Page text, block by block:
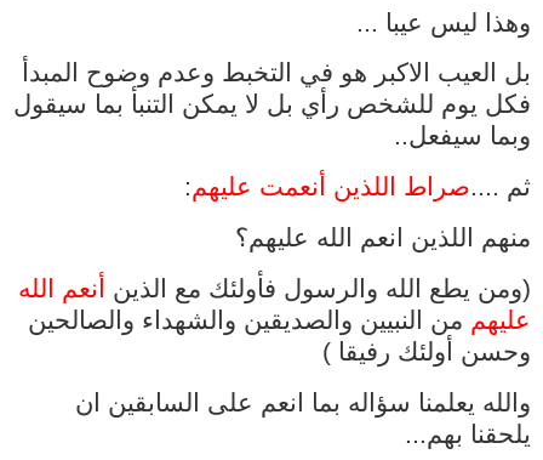
وهذا ليس عيبا ...
بل العيب الاكبر هو في التخبط وعدم وضوح المبدأ
فكل يوم للشخص رأي بل لا يمكن التنبأ بما سيقول
وبما سيفعل..
ثم ....صراط اللذين أنعمت عليهم:
منهم اللذين انعم الله عليهم؟
(ومن يطع الله والرسول فأولئك مع الذين
أنعم الله
عليهم من النبيين والصديقين والشهداء والصالحين
وحسن أولئك رفيقا )
والله يعلمنا سؤاله بما انعم على السابقين ان
يلحقنا بهم...